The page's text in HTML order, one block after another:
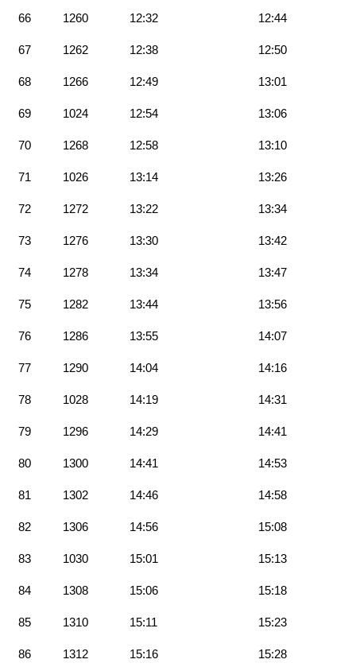
66 1260 12:32 12:44
67 1262 12:38 12:50
68 1266 12:49 13:01
69 1024 12:54 13:06
70 1268 12:58 13:10
71 1026 13:14 13:26
72 1272 13:22 13:34
73 1276 13:30 13:42
74 1278 13:34 13:47
75 1282 13:44 13:56
76 1286 13:55 14:07
77 1290 14:04 14:16
78 1028 14:19 14:31
79 1296 14:29 14:41
80 1300 14:41 14:53
81 1302 14:46 14:58
82 1306 14:56 15:08
83 1030 15:01 15:13
84 1308 15:06 15:18
85 1310 15:11 15:23
86 1312 15:16 15:28